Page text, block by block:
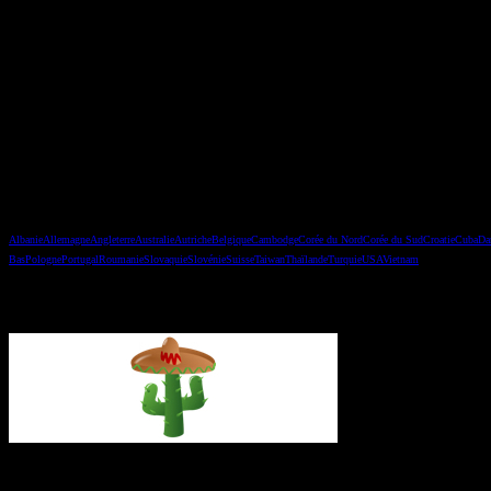
AlbanieAllemagneAngleterreAustralieAutricheBelgiqueCambodgeCorée du NordCorée du SudCroatieCuba
BasPolognePortugalRoumanieSlovaquieSlovénieSuisseTaiwanThaïlandeTurquieUSAVietnam